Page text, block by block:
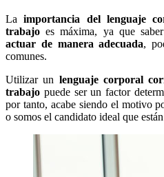
Laimportancia del lenguaje
trabajo es máxima, ya que
actuar de manera adecuada,
comunes.
Utilizar un lenguaje corporal
trabajo puede ser un factor
por tanto, acabe siendo el motivo
o somos el candidato ideal que